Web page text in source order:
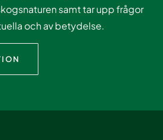
samt tar upp frågor
och av betydelse.